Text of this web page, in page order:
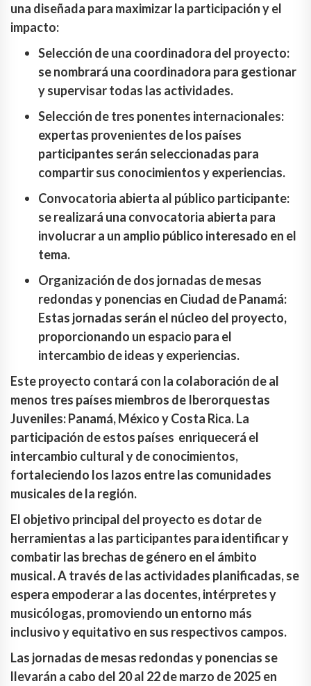
una diseñada para maximizar la participación y el
impacto:
Selección de una coordinadora del proyecto:
se nombrará una coordinadora para gestionar
y supervisar todas las actividades.
Selección de tres ponentes internacionales:
expertas provenientes de los países
participantes serán seleccionadas para
compartir sus conocimientos y experiencias.
Convocatoria abierta al público participante:
se realizará una convocatoria abierta para
involucrar a un amplio público interesado en el
tema.
Organización de dos jornadas de mesas
redondas y ponencias en Ciudad de Panamá:
Estas jornadas serán el núcleo del proyecto,
proporcionando un espacio para el
intercambio de ideas y experiencias.
Este proyecto contará con la colaboración de al
menos tres países miembros de Iberorquestas
Juveniles: Panamá, México y Costa Rica. La
participación de estos países enriquecerá el
intercambio cultural y de conocimientos,
fortaleciendo los lazos entre las comunidades
musicales de la región.
El objetivo principal del proyecto es dotar de
herramientas a las participantes para identificar y
combatir las brechas de género en el ámbito
musical. A través de las actividades planificadas, se
espera empoderar a las docentes, intérpretes y
musicólogas, promoviendo un entorno más
inclusivo y equitativo en sus respectivos campos.
Las jornadas de mesas redondas y ponencias se
llevarán a cabo del 20 al 22 de marzo de 2025 en